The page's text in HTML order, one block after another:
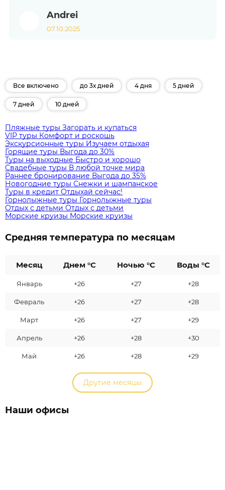
Andrei
07.10.2025
Все включено до 3х дней 4 дня 5 дней
7 дней 10 дней
Пляжные туры Загорать и купаться
VIP туры Комфорт и роскошь
Экскурсионные туры Изучаем отдыхая
Горящие туры Выгода до 30%
Туры на выходные Быстро и хорошо
Свадебные туры В любой точке мира
Раннее бронирование Выгода до 35%
Новогодние туры Снежки и шампанское
Туры в кредит Отдыхай сейчас!
Горнолыжные туры Горнолыжные туры
Отдых с детьми Отдых с детьми
Морские круизы Морские круизы
Средняя температура по месяцам
Месяц Днем °C Ночью °C Воды °C
Январь +26 +27 +28
Февраль +26 +27 +28
Март +26 +27 +29
Апрель +26 +28 +30
Май +26 +28 +29
Другие месяцы
Наши офисы